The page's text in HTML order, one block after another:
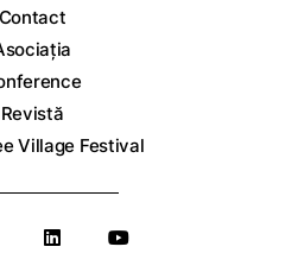
Contact
Revistă
Village Festival